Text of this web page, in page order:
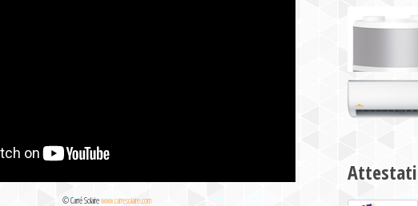
© Carré Solairewww.carresolaire.com